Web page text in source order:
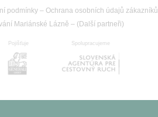
podmínky– Ochrana osobních údajů zákazníků
Mariánské Lázně – (Další partneři)
Pojišťuje Spolupracujeme